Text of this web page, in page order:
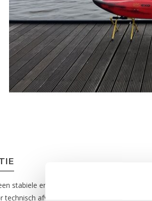
stabiele en voorspelbare allround
technisch afvaren maar ook zeker voor